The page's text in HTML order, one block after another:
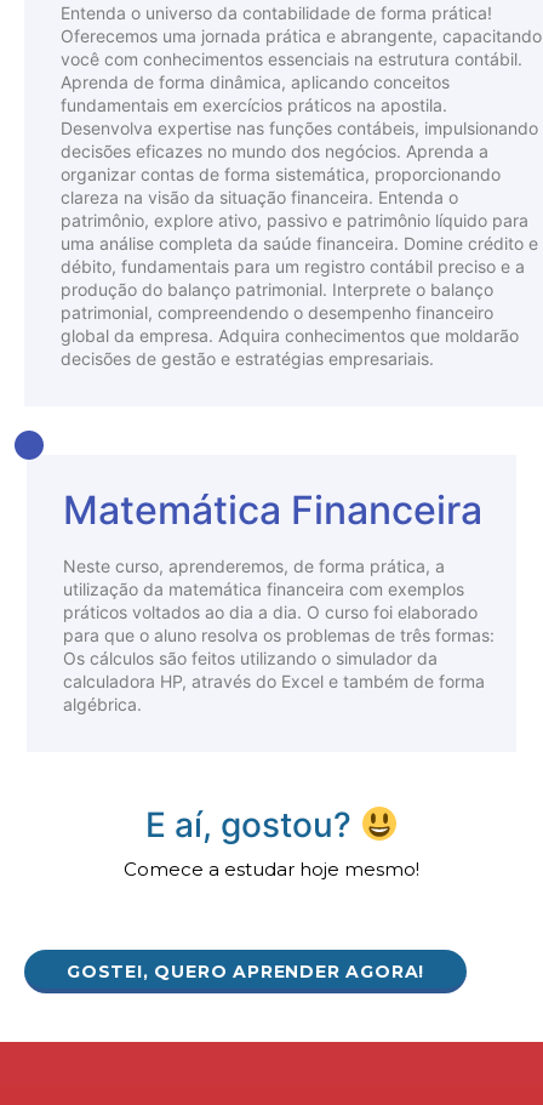
Entenda o universo da contabilidade de forma prática!
Oferecemos uma jornada prática e abrangente, capacitando
você com conhecimentos essenciais na estrutura contábil.
Aprenda de forma dinâmica, aplicando conceitos
fundamentais em exercícios práticos na apostila.
Desenvolva expertise nas funções contábeis, impulsionando
decisões eficazes no mundo dos negócios. Aprenda a
organizar contas de forma sistemática, proporcionando
clareza na visão da situação financeira. Entenda o
patrimônio, explore ativo, passivo e patrimônio líquido para
uma análise completa da saúde financeira. Domine crédito e
débito, fundamentais para um registro contábil preciso e a
produção do balanço patrimonial. Interprete o balanço
patrimonial, compreendendo o desempenho financeiro
global da empresa. Adquira conhecimentos que moldarão
decisões de gestão e estratégias empresariais.
Matemática Financeira
Neste curso, aprenderemos, de forma prática, a
utilização da matemática financeira com exemplos
práticos voltados ao dia a dia. O curso foi elaborado
para que o aluno resolva os problemas de três formas:
Os cálculos são feitos utilizando o simulador da
calculadora HP, através do Excel e também de forma
algébrica.
E aí, gostou?
Comece a estudar hoje mesmo!
GOSTEI, QUERO APRENDER AGORA!